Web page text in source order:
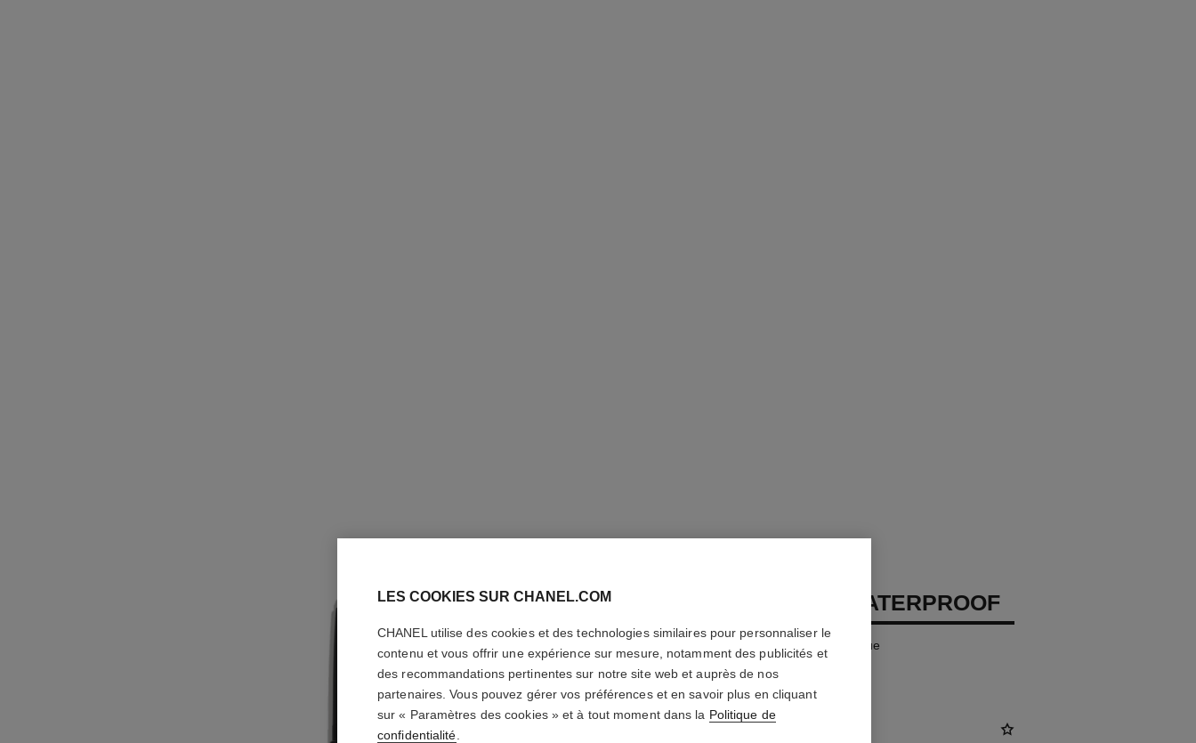
STYLO YEUX WATERPROOF
Contour des Yeux Longue Tenue
En savoir plus
Réf. 187028
LES COOKIES SUR CHANEL.COM
CHANEL utilise des cookies et des technologies similaires pour personnaliser le
contenu et vous offrir une expérience sur mesure, notamment des publicités et
des recommandations pertinentes sur notre site web et auprès de nos
partenaires. Vous pouvez gérer vos préférences et en savoir plus en cliquant
sur « Paramètres des cookies » et à tout moment dans la Politique de
confidentialité